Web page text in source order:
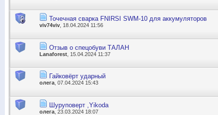
Точечная сварка FNIRSI SWM-10 для аккумуляторов
viv74viv , 18.04.2024 11:56
Отзыв о спецобуви ТАЛАН
Lanaforest , 15.04.2024 11:37
Гайковёрт ударный
олега , 07.04.2024 15:43
Шуруповерт ,Yikoda
олега , 23.03.2024 18:07